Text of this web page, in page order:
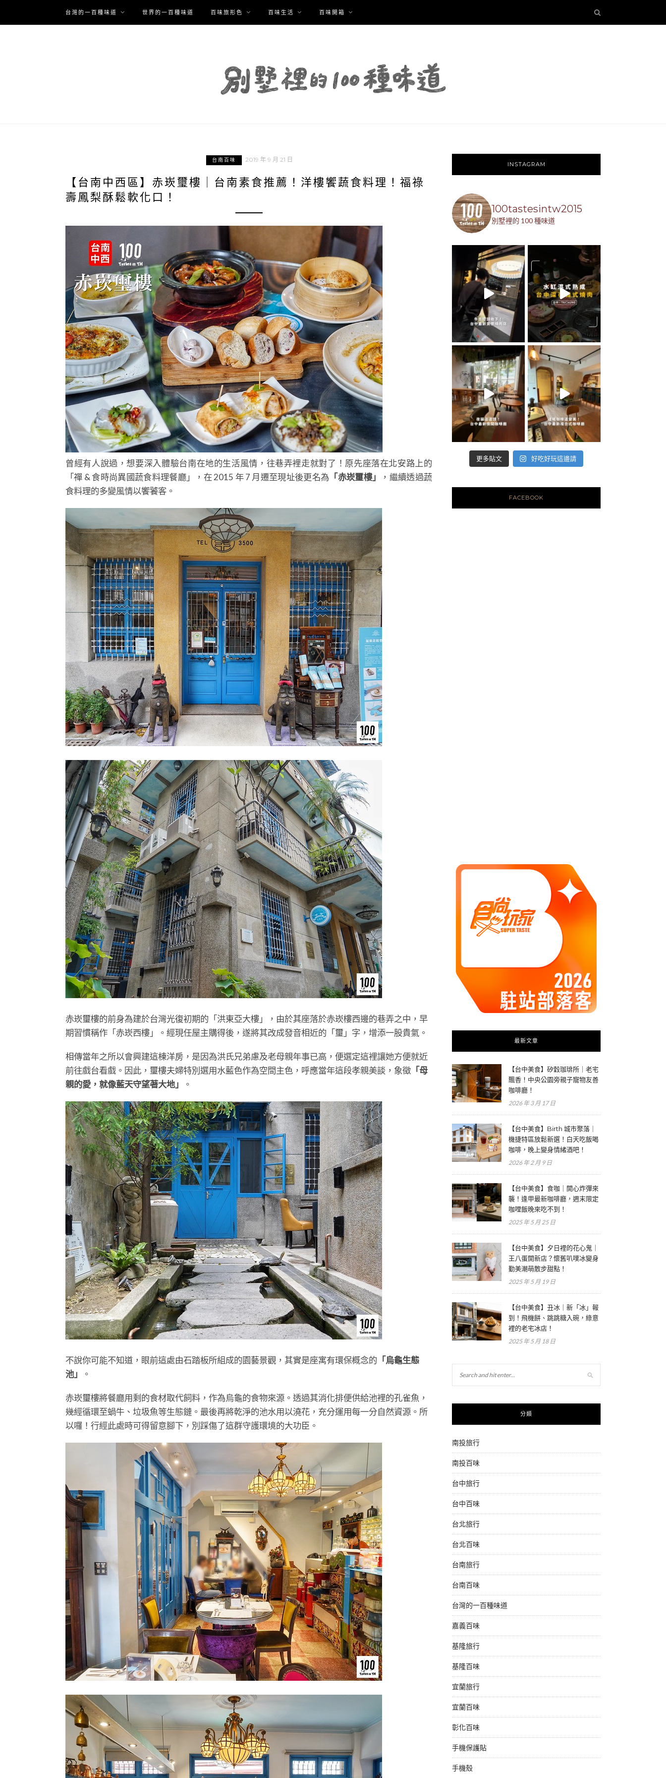
台灣的一百種味道 世界的一百種味道 百味旅形色 百味生活 百味開箱
台南百味 2019 年 9 月 21 日
【台南中西區】赤崁璽樓｜台南素食推薦！洋樓饗蔬食料理！福祿
壽鳳梨酥鬆軟化口！
曾經有人說過，想要深入體驗台南在地的生活風情，往巷弄裡走就對了！原先座落在北安路上的
「禪 & 食時尚異國蔬食料理餐廳」，在 2015 年 7 月遷至現址後更名為 「赤崁璽樓」
，繼續透過蔬
食料理的多變風情以饗饕客。
赤崁璽樓的前身為建於台灣光復初期的「洪東亞大樓」，由於其座落於赤崁樓西邊的巷弄之中，早
期習慣稱作「赤崁西樓」。經現任屋主購得後，遂將其改成發音相近的「璽」字，增添一股貴氣。
相傳當年之所以會興建這棟洋房，是因為洪氏兄弟慮及老母親年事已高，便選定這裡讓她方便就近
前往戲台看戲。因此，璽樓夫婦特別選用水藍色作為空間主色，呼應當年這段孝親美談，象徵 「母
親的愛，就像藍天守望著大地」
。
不說你可能不知道，眼前這處由石踏板所組成的園藝景觀，其實是座寓有環保概念的 「烏龜生態
池」
。
赤崁璽樓將餐廳用剩的食材取代飼料，作為烏龜的食物來源。透過其消化排便供給池裡的孔雀魚，
幾經循環至蝸牛、垃圾魚等生態鏈。最後再將乾淨的池水用以澆花，充分運用每一分自然資源。所
以囉！行經此處時可得留意腳下，別踩傷了這群守護環境的大功臣。
INSTAGRAM
100tastesintw2015
別墅裡的 100 種味道
更多貼文 好吃好玩這邊請
FACEBOOK
最新文章
【台中美食】矽穀珈琲所｜老宅
飄香！中央公園旁親子寵物友善
咖啡廳！
2026 年 3 月 17 日
【台中美食】Birth 城市聚落｜
機捷特區放鬆新選！白天吃飯喝
咖啡，晚上變身情緒酒吧！
2026 年 2 月 9 日
【台中美食】食咖｜開心炸彈來
襲！逢甲最新咖啡廳，週末限定
咖哩飯晚來吃不到！
2025 年 5 月 25 日
【台中美食】夕日裡的花心鬼｜
王八蛋開新店？懷舊叭噗冰變身
勤美潮萌散步甜點！
2025 年 5 月 19 日
【台中美食】丑冰｜新「冰」報
到！飛機餅、跳跳糖入碗，綠意
裡的老宅冰店！
2025 年 5 月 18 日
分類
南投旅行
南投百味
台中旅行
台中百味
台北旅行
台北百味
台南旅行
台南百味
台灣的一百種味道
嘉義百味
基隆旅行
基隆百味
宜蘭旅行
宜蘭百味
彰化百味
手機保護貼
手機殼